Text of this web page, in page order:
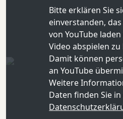
Bitte erklären Sie
einverstanden,
von YouTube
Video abspielen
Damit können
an YouTube
Weitere
Daten finden Sie